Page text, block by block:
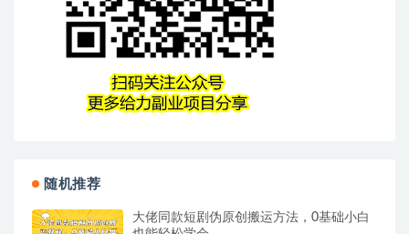
随机推荐
大佬同款短剧伪原创搬运方法，0基础小白